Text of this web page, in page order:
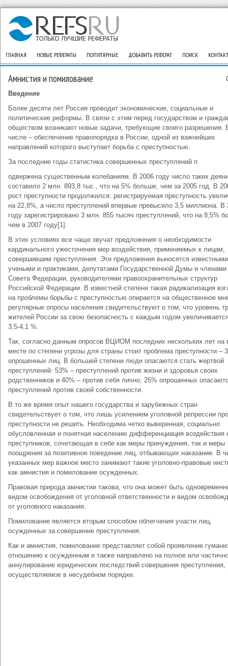
ГЛАВНАЯ НОВЫЕ РЕФЕРАТЫ ПОПУЛЯРНЫЕ ДОБАВИТЬ РЕФЕРАТ ПОИСК
Амнистия и помилование
Введение
Более десяти лет Россия проводит экономические, социальные и
политические реформы. В связи с этим перед государством и
обществом возникают новые задачи, требующие своего разрешения.
числе – обеспечение правопорядка в России, одной из важнейших
направлений которого выступает борьба с преступностью.
За последние годы статистика совершенных преступлений п
одвержена существенным колебаниям. В 2006 году число таких
составило 2 млн. 893,8 тыс., что на 5% больше, чем за 2005 год. В
рост преступности продолжился: регистрируемая преступность
на 22,8%, а число преступлений впервые превысило 3,5 миллиона. В
году зарегистрировано 3 млн. 855 тысяч преступлений, что на 8,5%
чем в 2007 году[1].
В этих условиях все чаще звучат предложения о необходимости
кардинального ужесточения мер воздействия, применяемых к лицам,
совершившим преступления. Эти предложения выносятся известными
учеными и практиками, депутатами Государственной Думы и членами
Совета Федерации, руководителями правоохранительных структур
Российской Федерации. В известной степени такая радикализация
на проблемы борьбы с преступностью опирается на общественное
регулярные опросы населения свидетельствуют о том, что уровень
жителей России за свою безопасность с каждым годом
3,5-4,1 %.
Так, согласно данным опросов ВЦИОМ последних нескольких лет на
месте по степени угрозы для страны стоит проблема преступности –
опрошенных лиц. В большей степени люди опасаются стать жертвой
преступлений: 53% – преступлений против жизни и здоровья своих
родственников и 40% – против себя лично, 25% опрошенных
преступлений против своей собственности.
В то же время опыт нашего государства и зарубежных стран
свидетельствует о том, что лишь усилением уголовной репрессии
преступности не решить. Необходима четко выверенная, социально
обусловленная и понятная населению дифференциация воздействия
преступников, сочетающая в себе как меры принуждения, так и меры
поощрения за позитивное поведение лиц, отбывающих наказание. В
указанных мер важное место занимают такие уголовно-правовые
как амнистия и помилование осужденных.
Правовая природа амнистии такова, что она может быть
видом освобождения от уголовной ответственности и видом
от уголовного наказания.
Помилование является вторым способом облегчения участи лиц,
осужденных за совершение преступления.
Как и амнистия, помилование представляет собой проявление
отношению к осужденным и также направлено на полное или
аннулирование юридических последствий совершения преступления,
осуществляемое в несудебном порядке.